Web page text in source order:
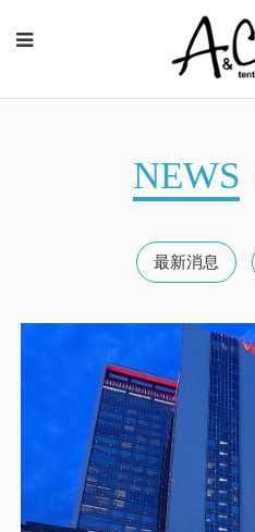
NEWS
最新消息